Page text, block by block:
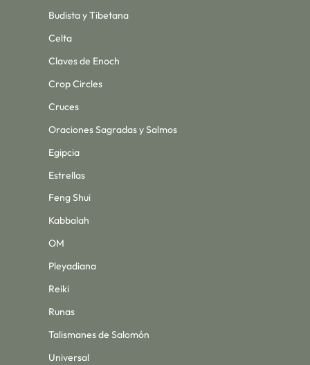
Budista y Tibetana
Celta
Claves de Enoch
Crop Circles
Cruces
Oraciones Sagradas y Salmos
Egipcia
Estrellas
Feng Shui
Kabbalah
OM
Pleyadiana
Reiki
Runas
Talismanes de Salomón
Universal